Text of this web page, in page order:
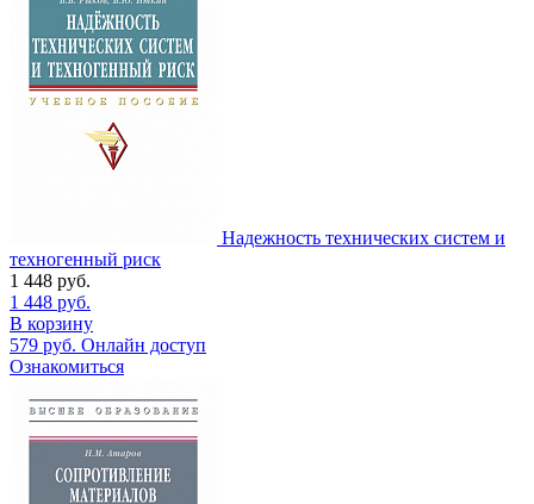
Надежность технических систем и
техногенный риск
1 448 руб.
1 448 руб.
В корзину
579 руб. Онлайн доступ
Ознакомиться